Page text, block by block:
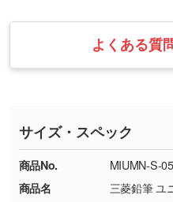
・1色印刷でグラデー
い
す。→詳しく見る
・コーポレートカラー
刷色にこだわりがある
また、お選びいただい
ない場合や仕上がりに
タッフから別の色をご
・お届け時に商品が損
・ご注文と異なる商
・印刷不良があった場
※詳しくは「商品の良
ください。
【返品・交換ができな
業日以内に担当スタッ
いたします。
お急ぎの場合はお電話
TEL：0422-29-9911
18:00(土日祝日除く)
お問い合わせフォーム
よくある質
サイズ・スペック
商品No.
MIUMN-S-05
商品名
三菱鉛筆 ユ